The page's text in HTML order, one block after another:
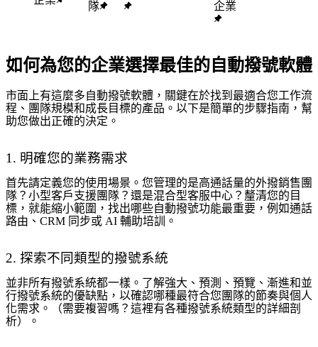
隊 企業
如何為您的企業選擇最佳的自動撥號軟體
市面上有這麼多自動撥號軟體，關鍵在於找到最適合您工作流
程、團隊規模和成長目標的產品。以下是簡單的步驟指南，幫
助您做出正確的決定。
1. 明確您的業務需求
首先請定義您的使用場景。您管理的是高通話量的外撥銷售團
隊？小型客戶支援團隊？還是混合型客服中心？釐清您的目
標，就能縮小範圍，找出哪些自動撥號功能最重要，例如通話
路由、CRM 同步或 AI 輔助培訓。
2. 探索不同類型的撥號系統
並非所有撥號系統都一樣。了解強大、預測、預覽、漸進和並
行撥號系統的優缺點，以確認哪種最符合您團隊的節奏與個人
化需求。（需要複習嗎？這裡有各種撥號系統類型的詳細剖
析）。